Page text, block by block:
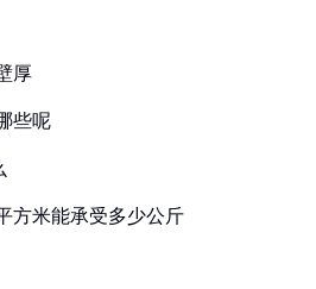
厚
些呢
方米能承受多少公斤